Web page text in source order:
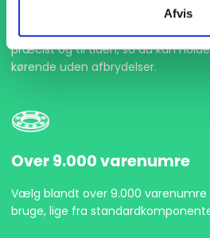
Afvis
Med hurtig levering på kun 1-4
projekter aldrig bliver forsinket. Vi
præcist og til tiden, så du kan
kørende uden afbrydelser.
Over 9.000 varenumre
Vælg blandt over 9.000 varenumre
bruge, lige fra